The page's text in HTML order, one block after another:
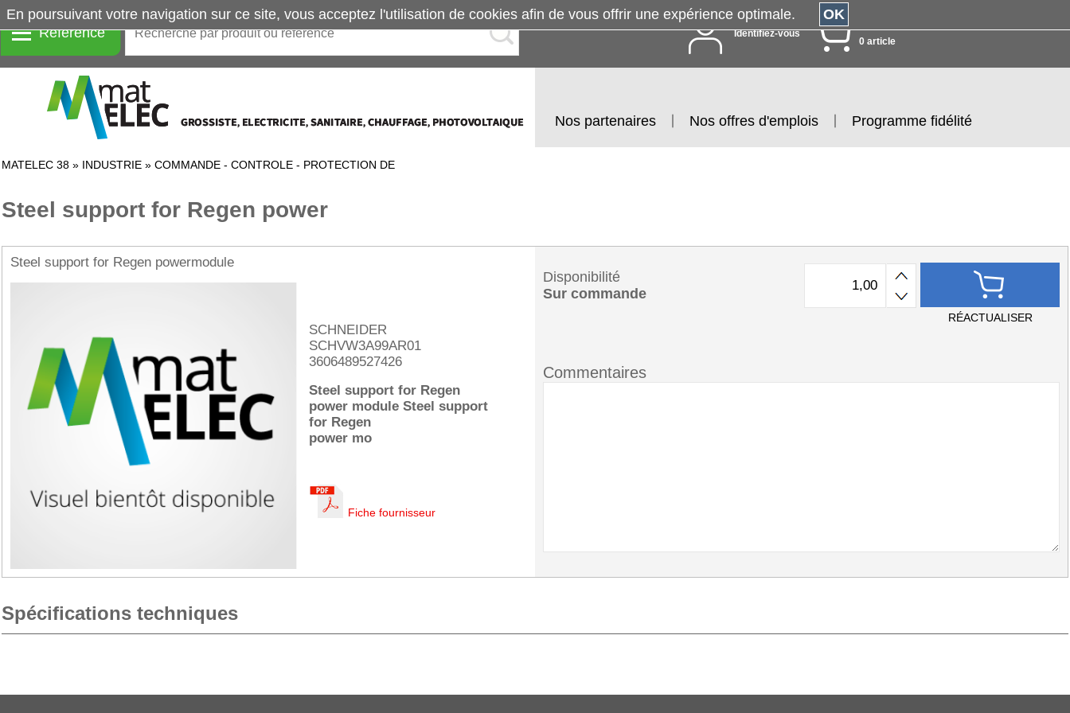
Référence Identifiez-vous
0 article
Nos partenaires Nos offres d'emplois Programme fidélité
MATELEC 38 » INDUSTRIE » COMMANDE - CONTROLE - PROTECTION DE
Steel support for Regen power
Steel support for Regen powermodule
SCHNEIDER
SCHVW3A99AR01
3606489527426
Steel support for Regen
power module Steel support
for Regen
power mo
Fiche fournisseur
Disponibilité
Sur commande
RÉACTUALISER
Commentaires
Spécifications techniques
En poursuivant votre navigation sur ce site, vous acceptez l'utilisation de cookies afin de vous offrir une expérience optimale. OK